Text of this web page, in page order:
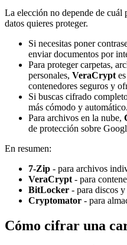
La elección no depende de
datos quieres proteger.
Si necesitas poner
enviar documentos por
Para proteger carpetas,
personales, VeraCrypt
contenedores seguros y
Si buscas cifrado
más cómodo y automático.
Para archivos en la nube,
de protección sobre
En resumen:
7-Zip - para archivos
VeraCrypt - para
BitLocker - para discos
Cryptomator - para
Cómo cifrar una